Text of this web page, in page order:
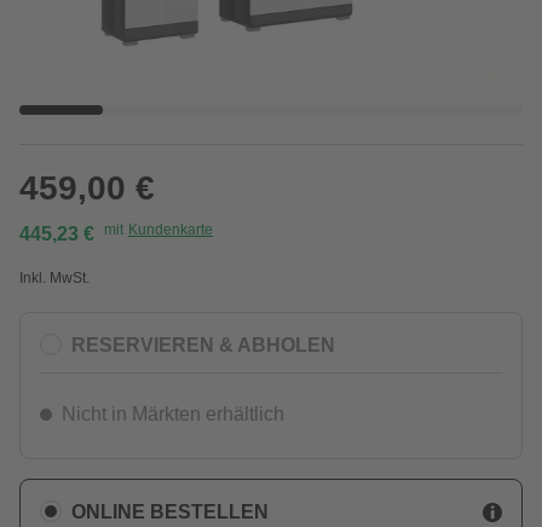
459,00 €
445,23 € mit Kundenkarte
Inkl. MwSt.
RESERVIEREN & ABHOLEN
Nicht in Märkten erhältlich
ONLINE BESTELLEN